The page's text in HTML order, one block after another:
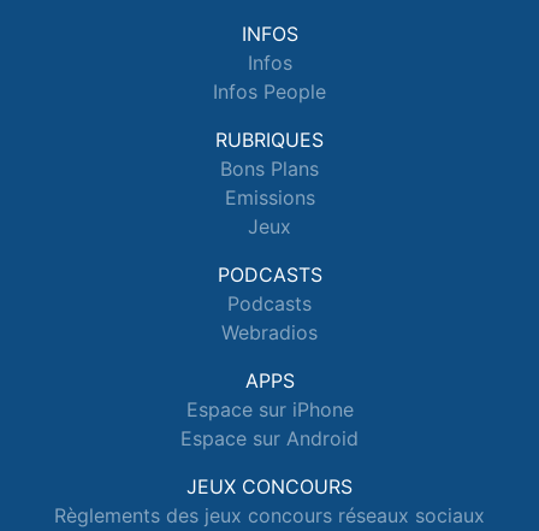
INFOS
Infos
Infos People
RUBRIQUES
Bons Plans
Emissions
Jeux
PODCASTS
Podcasts
Webradios
APPS
Espace sur iPhone
Espace sur Android
JEUX CONCOURS
Règlements des jeux concours réseaux sociaux